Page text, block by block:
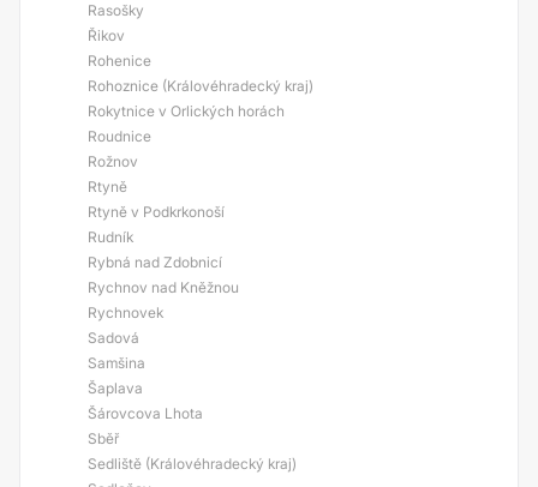
Rasošky
Řikov
Rohenice
Rohoznice (Královéhradecký kraj)
Rokytnice v Orlických horách
Roudnice
Rožnov
Rtyně
Rtyně v Podkrkonoší
Rudník
Rybná nad Zdobnicí
Rychnov nad Kněžnou
Rychnovek
Sadová
Samšina
Šaplava
Šárovcova Lhota
Sběř
Sedliště (Královéhradecký kraj)